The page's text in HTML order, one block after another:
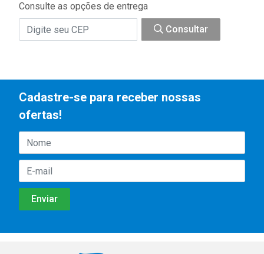
Consulte as opções de entrega
Consultar
Cadastre-se para receber nossas
ofertas!